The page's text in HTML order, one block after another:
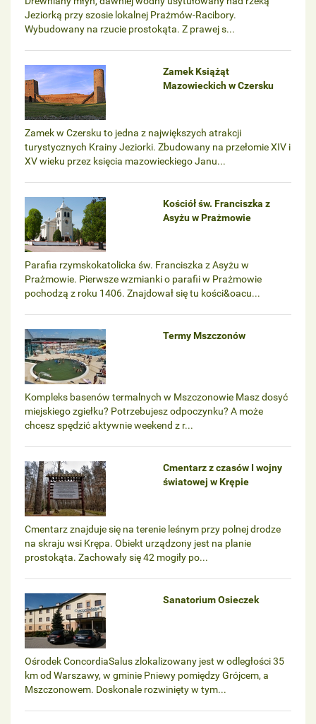
Jeziorką przy szosie lokalnej Prażmów-Racibory.
Wybudowany na rzucie prostokąta. Z prawej s...
Zamek Książąt
Mazowieckich w Czersku
Zamek w Czersku to jedna z największych atrakcji
turystycznych Krainy Jeziorki. Zbudowany na przełomie XIV i
XV wieku przez księcia mazowieckiego Janu...
Kościół św. Franciszka z
Asyżu w Prażmowie
Parafia rzymskokatolicka św. Franciszka z Asyżu w
Prażmowie. Pierwsze wzmianki o parafii w Prażmowie
pochodzą z roku 1406. Znajdował się tu kości&oacu...
Termy Mszczonów
Kompleks basenów termalnych w Mszczonowie Masz dosyć
miejskiego zgiełku? Potrzebujesz odpoczynku? A może
chcesz spędzić aktywnie weekend z r...
Cmentarz z czasów I wojny
światowej w Krępie
Cmentarz znajduje się na terenie leśnym przy polnej drodze
na skraju wsi Krępa. Obiekt urządzony jest na planie
prostokąta. Zachowały się 42 mogiły po...
Sanatorium Osieczek
Ośrodek ConcordiaSalus zlokalizowany jest w odległości 35
km od Warszawy, w gminie Pniewy pomiędzy Grójcem, a
Mszczonowem. Doskonale rozwinięty w tym...